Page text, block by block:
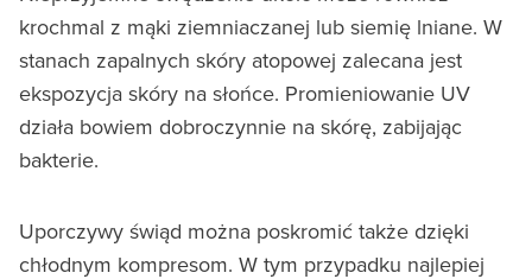
krochmal z mąki ziemniaczanej lub siemię lniane. W
stanach zapalnych skóry atopowej zalecana jest
ekspozycja skóry na słońce. Promieniowanie UV
działa bowiem dobroczynnie na skórę, zabijając
bakterie.
Uporczywy świąd można poskromić także dzięki
chłodnym kompresom. W tym przypadku najlepiej